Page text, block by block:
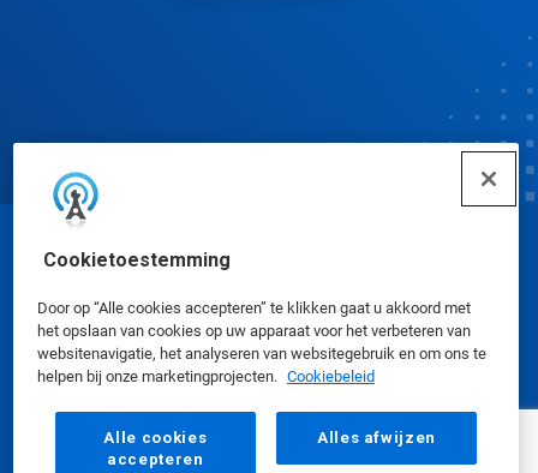
Cookietoestemming
Door op “Alle cookies accepteren” te klikken gaat u akkoord met
het opslaan van cookies op uw apparaat voor het verbeteren van
websitenavigatie, het analyseren van websitegebruik en om ons te
helpen bij onze marketingprojecten. Cookiebeleid
Alle cookies
accepteren
Alles afwijzen
© Ecolab Inc. 2025
Veiligheidsinformatiebladen|Privacybeleid|
Gebruiksvoorwaarden